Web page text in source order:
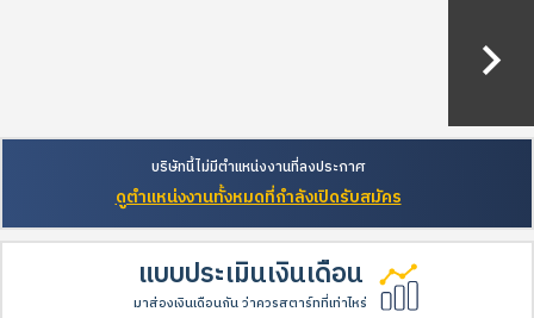
keyboard_arrow_right
บริษัทนี้ไม่มีตำแหน่งงานที่ลงประกาศ
ดูตำแหน่งงานทั้งหมดที่กำลังเปิดรับสมัคร
แบบประเมินเงินเดือน
มาส่องเงินเดือนกัน ว่าควรสตาร์ทที่เท่าไหร่